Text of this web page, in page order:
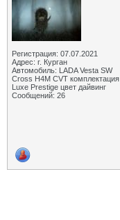
Регистрация: 07.07.2021
Адрес: г. Курган
Автомобиль: LADA Vesta SW
Cross H4M CVT комплектация
Luxe Prestige цвет дайвинг
Сообщений: 26